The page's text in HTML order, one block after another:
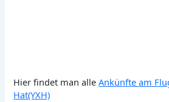
Hier findet man alleAnkünfte am
Hat(YXH)